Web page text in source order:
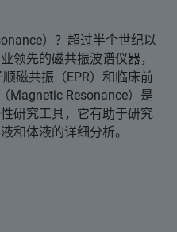
）？超过半个世纪以
领先的磁共振波谱仪器，
磁共振（EPR）和临床前
Magnetic Resonance）是
研究工具，它有助于研究
和体液的详细分析。